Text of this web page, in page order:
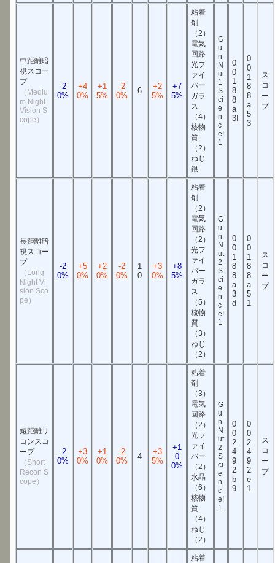
中距離暗
視スコー
プ
（Mediu
m Night
Vision S
cope）
-2
0%
+4
0%
+1
5%
-2
0%
6
+2
5%
+7
5%
粘着
剤
（2）
電気
回路
光フ
ァイ
バー
ガラ
ス
（4）
核物
質
（2）
ねじ
銀
G
u
n
N
ut
1
S
ci
e
n
c
e!
1
0
0
1
8
8
a
3f
0
0
1
8
8
a
5
3
ス
コ
ー
プ
長距離暗
視スコー
プ
（Long
Night Vi
sion Sco
pe）
-2
0%
+5
0%
+2
0%
-2
0%
1
0
+3
0%
+8
5%
粘着
剤
（2）
電気
回路
（2）
光フ
ァイ
バー
ガラ
ス
（5）
核物
質
（3）
ねじ
（2）
G
u
n
N
ut
2
S
ci
e
n
c
e!
1
0
0
1
8
8
a
3
d
0
0
1
8
8
a
5
1
ス
コ
ー
プ
短距離リ
コンスコ
ープ
（Short
Recon S
cope）
-2
0%
+3
0%
+1
0%
-2
0%
4
+3
5%
+1
0
0%
粘着
剤
（3）
電気
回路
（2）
光フ
ァイ
バー
（2）
水晶
（6）
核物
質
（4）
ねじ
（2）
G
u
n
N
ut
2
S
ci
e
n
c
e!
1
0
0
2
4
9
2
b
9
0
0
2
4
9
2
e
1
ス
コ
ー
プ
粘着